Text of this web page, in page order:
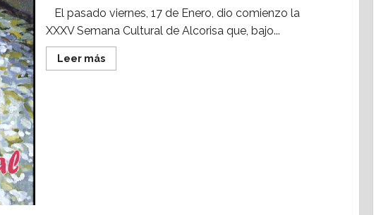
El pasado viernes, 17 de Enero, dio comienzo la
XXXV Semana Cultural de Alcorisa que, bajo...
Leer másLeer
más